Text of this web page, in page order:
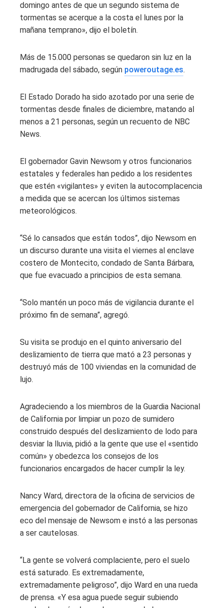
domingo antes de que un segundo sistema de
tormentas se acerque a la costa el lunes por la
mañana temprano», dijo el boletín.
Más de 15.000 personas se quedaron sin luz en la
madrugada del sábado, según poweroutage.es.
El Estado Dorado ha sido azotado por una serie de
tormentas desde finales de diciembre, matando al
menos a 21 personas, según un recuento de NBC
News.
El gobernador Gavin Newsom y otros funcionarios
estatales y federales han pedido a los residentes
que estén «vigilantes» y eviten la autocomplacencia
a medida que se acercan los últimos sistemas
meteorológicos.
“Sé lo cansados ​​que están todos”, dijo Newsom en
un discurso durante una visita el viernes al enclave
costero de Montecito, condado de Santa Bárbara,
que fue evacuado a principios de esta semana.
“Solo mantén un poco más de vigilancia durante el
próximo fin de semana”, agregó.
Su visita se produjo en el quinto aniversario del
deslizamiento de tierra que mató a 23 personas y
destruyó más de 100 viviendas en la comunidad de
lujo.
Agradeciendo a los miembros de la Guardia Nacional
de California por limpiar un pozo de sumidero
construido después del deslizamiento de lodo para
desviar la lluvia, pidió a la gente que use el «sentido
común» y obedezca los consejos de los
funcionarios encargados de hacer cumplir la ley.
Nancy Ward, directora de la oficina de servicios de
emergencia del gobernador de California, se hizo
eco del mensaje de Newsom e instó a las personas
a ser cautelosas.
“La gente se volverá complaciente, pero el suelo
está saturado. Es extremadamente,
extremadamente peligroso”, dijo Ward en una rueda
de prensa. «Y esa agua puede seguir subiendo